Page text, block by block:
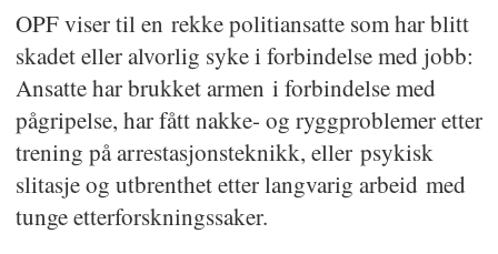
5. Arbeidsvilkår: Saker fra PF Vest
og Oslo politiforening
6. Samfunnsansvar: Endring og
omstilling
7. Avslutning
OPF viser til en rekke politiansatte som har blitt
skadet eller alvorlig syke i forbindelse med jobb:
Ansatte har brukket armen i forbindelse med
pågripelse, har fått nakke- og ryggproblemer etter
trening på arrestasjonsteknikk, eller psykisk
slitasje og utbrenthet etter langvarig arbeid med
tunge etterforskningssaker.